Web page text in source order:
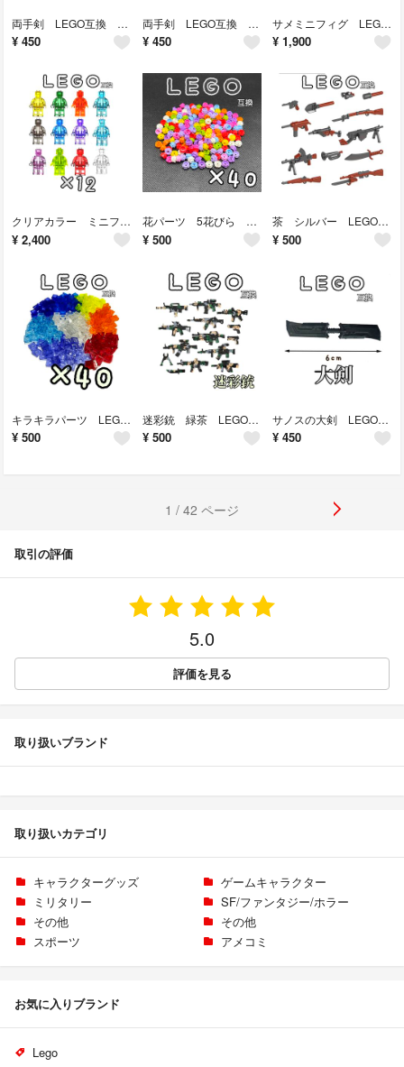
両手剣 LEGO互換 レゴ武器 モンハン デーモンソード インテリア クレイモア
¥ 450
両手剣 LEGO互換 レゴ武器 モンハン デーモンソード インテリア クレイモア
¥ 450
サメミニフィグ LEGO互換 レゴブロック 匿名配送 インテリア 鮫 shark
¥ 1,900
クリアカラー ミニフィグ LEGO互換 レゴブロック プレゼント インテリア
¥ 2,400
花パーツ 5花びら LEGO互換 レゴブロック インテリア 春 華 フラワー
¥ 500
茶 シルバー LEGO互換 レゴ武器セット インテリア 銃剣 ライフル 送料無料
¥ 500
キラキラパーツ LEGO互換 レゴブロック 正方形 宝石 インテリア クリスマス
¥ 500
迷彩銃 緑茶 LEGO互換 レゴ武器 特殊部隊 SWAT インテリア 陸海空軍
¥ 500
サノスの大剣 LEGO互換 レゴ武器 インテリア マーベル モンハン 七夕 夏休
¥ 450
1 / 42 ページ
取引の評価
5.0
評価を見る
取り扱いブランド
取り扱いカテゴリ
キャラクターグッズ
ゲームキャラクター
ミリタリー
SF/ファンタジー/ホラー
その他
その他
スポーツ
アメコミ
お気に入りブランド
Lego